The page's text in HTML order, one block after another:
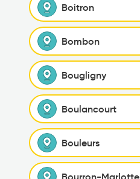
Boitron
Bombon
Bougligny
Boulancourt
Bouleurs
Bourron-Marlotte